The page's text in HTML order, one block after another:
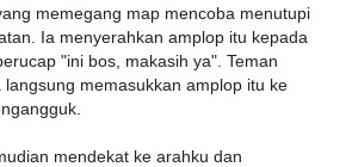
memegang map mencoba menutupi
Ia menyerahkan amplop itu kepada
"ini bos, makasih ya". Teman
memasukkan amplop itu ke
mendekat ke arahku dan